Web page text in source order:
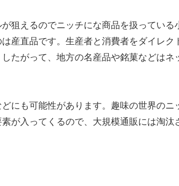
狙えるのでニッチにな商品を扱っている
産直品です。生産者と消費者をダイレク
たがって、地方の名産品や銘菓などはネ
にも可能性があります。趣味の世界のニ
が入ってくるので、大規模通販には淘汰